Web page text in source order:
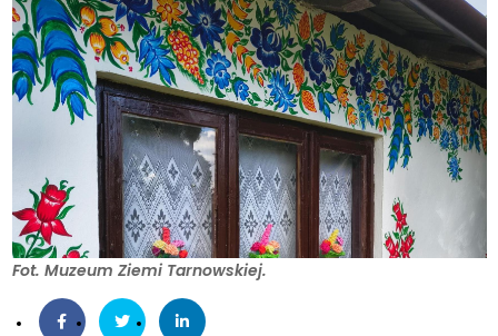
Fot. Muzeum Ziemi Tarnowskiej.